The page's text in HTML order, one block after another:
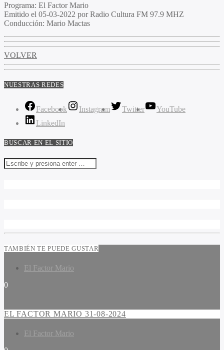
Programa: El Factor Mario
Emitido el 05-03-2022 por Radio Cultura FM 97.9 MHZ
Conducción: Mario Mactas
VOLVER
NUESTRAS REDES
Facebook Instagram Twitter
YouTube
LinkedIn
BUSCAR EN EL SITIO
TAMBIÉN TE PUEDE GUSTAR
El Factor Mario
0
EL FACTOR MARIO 31-08-2024
El Factor Mario